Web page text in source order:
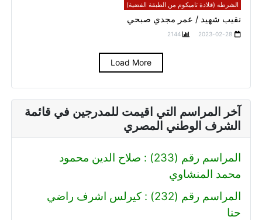
الشرطه (قلادة تاميكوم من الطبقة الفضية)
نقيب شهيد / عمر مجدي صبحي
2023-02-28
2144
Load More
آخر المراسم التي اقيمت للمدرجين في قائمة
الشرف الوطني المصري
المراسم رقم (233) : صلاح الدين محمود
محمد المنشاوي
المراسم رقم (232) : كيرلس اشرف راضي
حنا